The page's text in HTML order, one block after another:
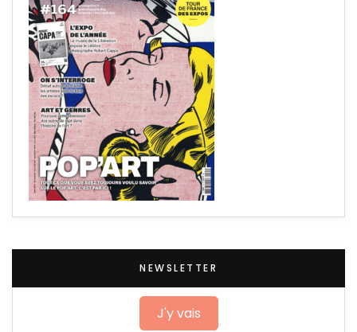
NEWSLETTER
J'y vais